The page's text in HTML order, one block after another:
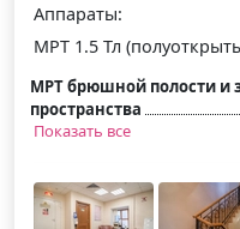
Аппараты:
МРТ 1.5 Тл
МРТ брюшной полости и
пространства
Показать все